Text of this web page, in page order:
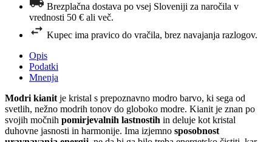
Brezplačna dostava po vsej Sloveniji za naročila v
vrednosti 50 € ali več.
Kupec ima pravico do vračila, brez navajanja razlogov.
Opis
Podatki
Mnenja
Modri kianit je kristal s prepoznavno modro barvo, ki sega od
svetlih, nežno modrih tonov do globoko modre. Kianit je znan po
svojih močnih pomirjevalnih lastnostih in deluje kot kristal
duhovne jasnosti in harmonije. Ima izjemno sposobnost